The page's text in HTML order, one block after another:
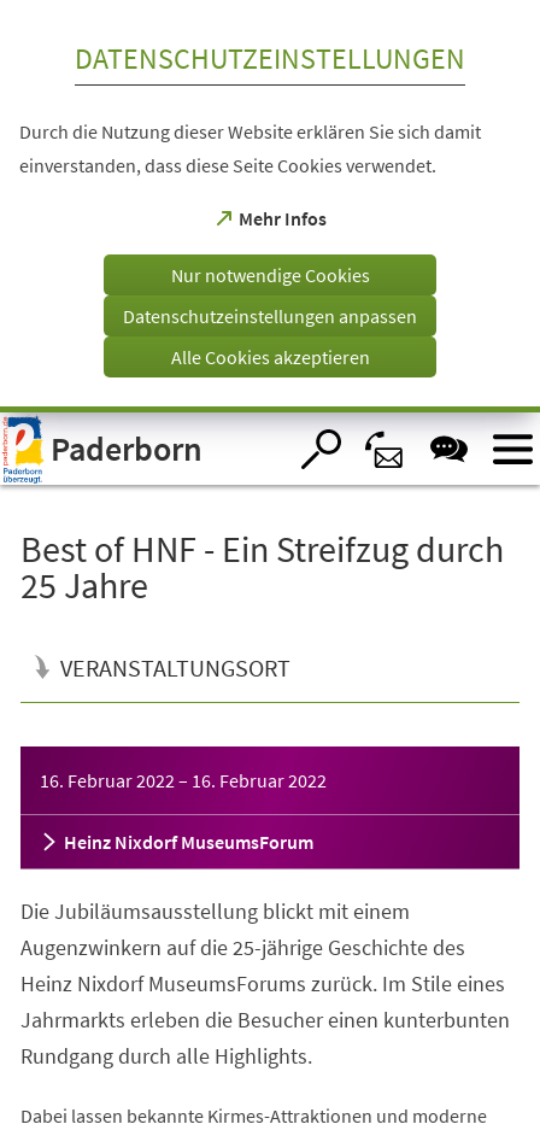
Visuelle
Assistenzsoftware
öffnen.
DATENSCHUTZEINSTELLUNGEN
Durch die Nutzung dieser Website erklären Sie sich damit
einverstanden, dass diese Seite Cookies verwendet.
Mehr Infos
(Öffnet
einem
Tab)
Nur notwendige Cookies
Datenschutzeinstellungen anpassen
Alle Cookies akzeptieren
Paderborn
Best of HNF - Ein Streifzug durch
25 Jahre
VERANSTALTUNGSORT
16. Februar 2022 – 16. Februar 2022
Heinz Nixdorf MuseumsForum
Die Jubiläumsausstellung blickt mit einem
Augenzwinkern auf die 25-jährige Geschichte des
Heinz Nixdorf MuseumsForums zurück. Im Stile eines
Jahrmarkts erleben die Besucher einen kunterbunten
Rundgang durch alle Highlights.
Dabei lassen bekannte Kirmes-Attraktionen und moderne